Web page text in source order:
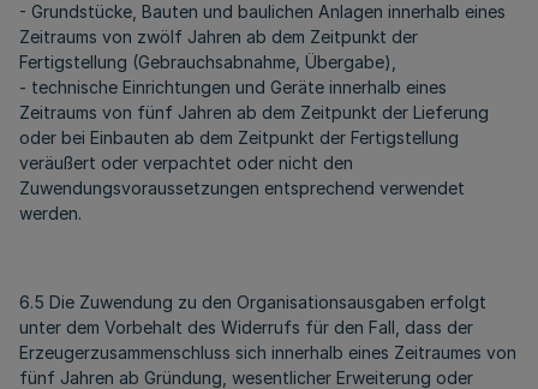
- Grundstücke, Bauten und baulichen Anlagen innerhalb eines
Zeitraums von zwölf Jahren ab dem Zeitpunkt der
Fertigstellung (Gebrauchsabnahme, Übergabe),
- technische Einrichtungen und Geräte innerhalb eines
Zeitraums von fünf Jahren ab dem Zeitpunkt der Lieferung
oder bei Einbauten ab dem Zeitpunkt der Fertigstellung
veräußert oder verpachtet oder nicht den
Zuwendungsvoraussetzungen entsprechend verwendet
werden.
6.5 Die Zuwendung zu den Organisationsausgaben erfolgt
unter dem Vorbehalt des Widerrufs für den Fall, dass der
Erzeugerzusammenschluss sich innerhalb eines Zeitraumes von
fünf Jahren ab Gründung, wesentlicher Erweiterung oder